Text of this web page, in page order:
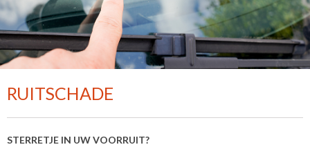
RUITSCHADE
STERRETJE IN UW VOORRUIT?